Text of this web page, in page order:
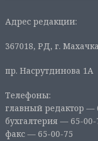
Адрес редакции:
367018, РД, г.
пр. Насрутдинова 1А
Телефоны:
главный редактор —
бухгалтерия — 65-00-
факс — 65-00-75